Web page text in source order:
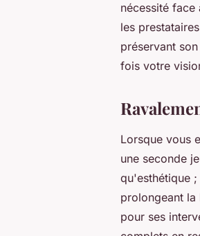
nécessité face
les
préservant
fois votre
Lorsque vous
une seconde
qu'esthétique
prolongeant la
pour ses